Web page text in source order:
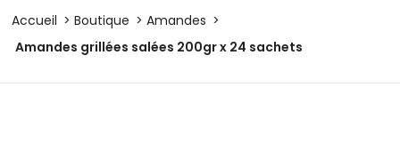
Accueil Boutique
Amandes
Amandes grillées salées 200gr x 24 sachets